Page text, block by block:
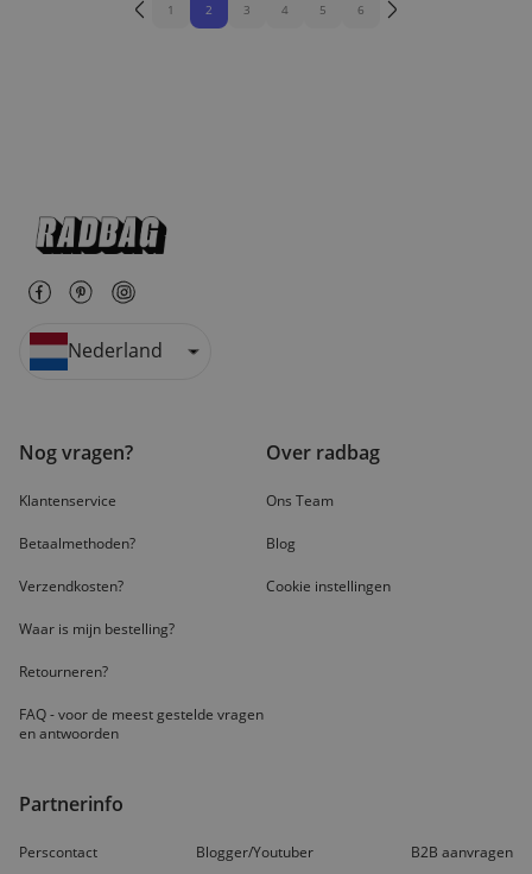
1 2 3 4 5 6
Nederland
Nog vragen?
Klantenservice
Betaalmethoden?
Verzendkosten?
Waar is mijn bestelling?
Retourneren?
FAQ - voor demeest gestelde
vragenen antwoorden
Over radbag
Ons Team
Blog
Cookie instellingen
Partnerinfo
Perscontact Blogger/Youtuber B2B aanvragen